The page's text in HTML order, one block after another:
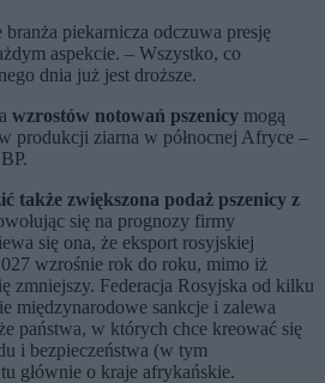
branża piekarnicza odczuwa presję
aspekcie. – Wszystko, co
dnia już jest droższe.
wzrostów notowań pszenicy mogą
produkcji ziarna w północnej Afryce –
także zwiększona podaż pszenicy z
się na prognozy firmy
się ona, że eksport rosyjskiej
wzrośnie rok do roku, mimo iż
zmniejszy. Federacja Rosyjska od kilku
międzynarodowe sankcje i zalewa
państwa, w których chce kreować się
i bezpieczeństwa (w tym
głównie o kraje afrykańskie.